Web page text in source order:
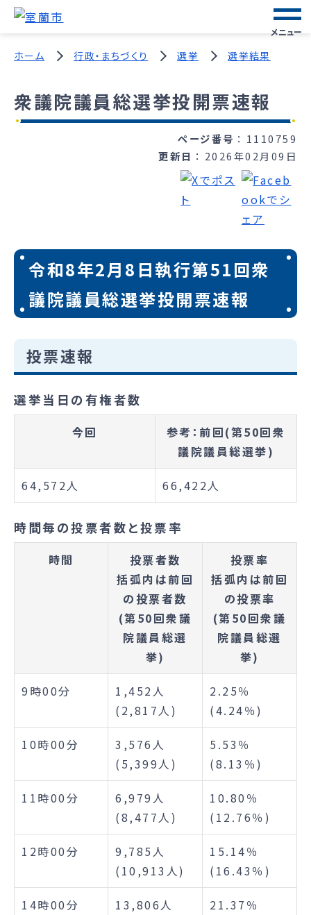
メニュー
ホーム 行政・まちづくり 選挙 選挙結果
衆議院議員総選挙投開票速報
ページ番号
1110759
更新日
2026年02月09日
令和8年2月8日執行第51回衆
議院議員総選挙投開票速報
投票速報
選挙当日の有権者数
今回
参考：前回(第50回衆
議院議員総選挙)
64,572人 66,422人
時間毎の投票者数と投票率
時間
投票者数
括弧内は前回
の投票者数
(第50回衆議
院議員総選
挙)
投票率
括弧内は前回
の投票率
(第50回衆議
院議員総選
挙)
9時00分
1,452人
(2,817人)
2.25％
(4.24％)
10時00分
3,576人
(5,399人)
5.53％
(8.13％)
11時00分
6,979人
(8,477人)
10.80％
(12.76％)
12時00分
9,785人
(10,913人)
15.14％
(16.43％)
14時00分
13,806人
21.37％